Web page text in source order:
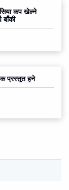
कप खेल्ने
प्रस्तुत हुने